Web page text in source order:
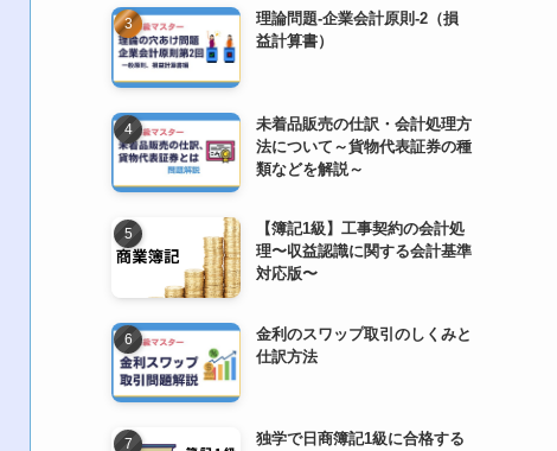
理論問題-企業会計原則-2（損
益計算書）
未着品販売の仕訳・会計処理方
法について～貨物代表証券の種
類などを解説～
【簿記1級】工事契約の会計処
理〜収益認識に関する会計基準
対応版〜
金利のスワップ取引のしくみと
仕訳方法
独学で日商簿記1級に合格する